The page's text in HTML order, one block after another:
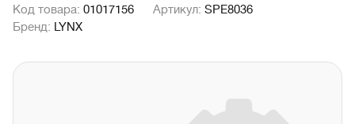
Код товара: 01017156 Артикул: SPE8036
Бренд: LYNX